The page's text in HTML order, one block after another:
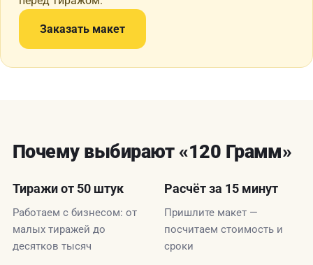
Заказать макет
Почему выбирают «120 Грамм»
Тиражи от 50 штук
Работаем с бизнесом: от
малых тиражей до
десятков тысяч
Расчёт за 15 минут
Пришлите макет —
посчитаем стоимость и
сроки